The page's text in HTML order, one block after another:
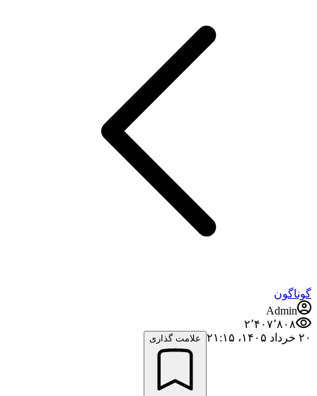
گوناگون
Admin
۲٬۴۰۷٬۸۰۸
۲۰ خرداد ۱۴۰۵،‏ ۲۱:۱۵
علامت گذاری